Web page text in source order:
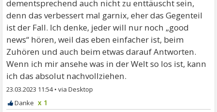
dementsprechend auch nicht zu enttäuscht sein,
denn das verbessert mal garnix, eher das Gegenteil
ist der Fall. Ich denke, jeder will nur noch „good
news“ hören, weil das eben einfacher ist, beim
Zuhören und auch beim etwas darauf Antworten.
Wenn ich mir ansehe was in der Welt so los ist, kann
ich das absolut nachvollziehen.
23.03.2023 11:54•
x 1